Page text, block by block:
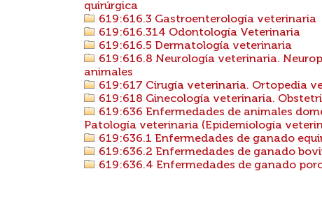
quirúrgica
619:616.3 Gastroenterología veterinaria
619:616.314 Odontología Veterinaria
619:616.5 Dermatología veterinaria
619:616.8 Neurología veterinaria.
animales
619:617 Cirugía veterinaria. Ortopedia
619:618 Ginecología veterinaria.
619:636 Enfermedades de animales
Patología veterinaria (Epidemiología
619:636.1 Enfermedades de ganado
619:636.2 Enfermedades de ganado
619:636.4 Enfermedades de ganado